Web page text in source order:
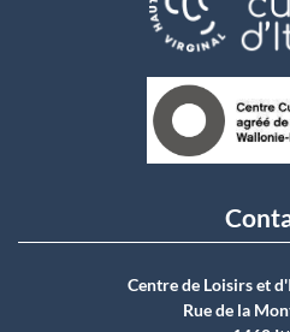
Centre de Loisirs et
Rue de la